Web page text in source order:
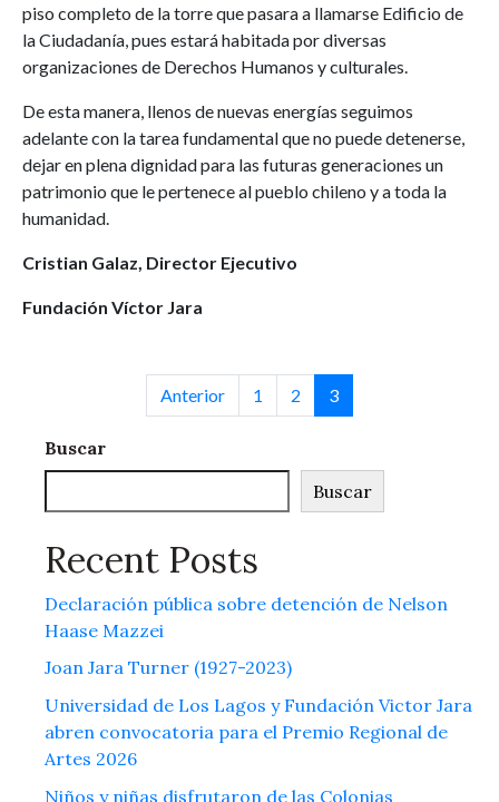
piso completo de la torre que pasara a llamarse Edificio de
la Ciudadanía, pues estará habitada por diversas
organizaciones de Derechos Humanos y culturales.
De esta manera, llenos de nuevas energías seguimos
adelante con la tarea fundamental que no puede detenerse,
dejar en plena dignidad para las futuras generaciones un
patrimonio que le pertenece al pueblo chileno y a toda la
humanidad.
Cristian Galaz, Director Ejecutivo
Fundación Víctor Jara
Anterior 1 2 3
Buscar
Buscar
Recent Posts
Declaración pública sobre detención de Nelson
Haase Mazzei
Joan Jara Turner (1927-2023)
Universidad de Los Lagos y Fundación Victor Jara
abren convocatoria para el Premio Regional de
Artes 2026
Niños y niñas disfrutaron de las Colonias